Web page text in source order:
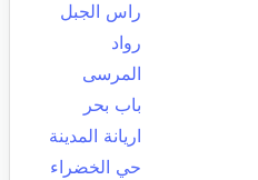
راس الجبل
رواد
المرسى
باب بحر
اريانة المدينة
حي الخضراء